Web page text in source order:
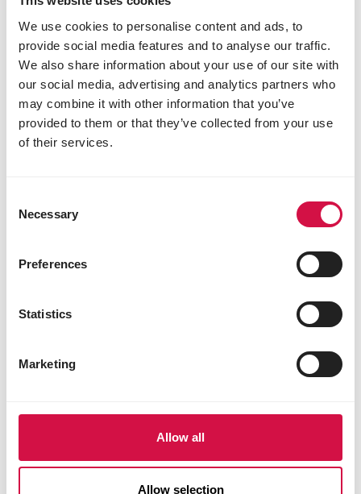
We use cookies to personalise content and ads, to
provide social media features and to analyse our traffic.
We also share information about your use of our site with
our social media, advertising and analytics partners who
may combine it with other information that you’ve
provided to them or that they’ve collected from your use
of their services.
Selection
Necessary
Preferences
Statistics
Marketing
Allow all
Allow selection
FISHLIX
Sticks pour poissons